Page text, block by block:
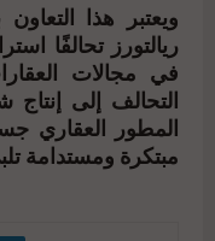
ويعتبر هذا
ريالتورز تحالفًا
في مجالات
التحالف إلى
المطور العقاري
مبتكرة ومستدامة